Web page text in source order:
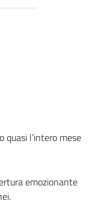
l’intero mese
emozionante